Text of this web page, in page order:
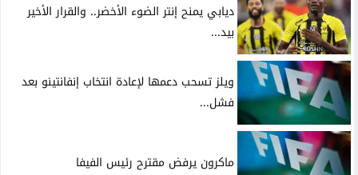
ديابي يمنح إنتر الضوء الأخضر.. والقرار الأخير
بيد...
ويلز تسحب دعمها لإعادة انتخاب إنفانتينو بعد
فشل...
ماكرون يرفض مقترح رئيس الفيفا